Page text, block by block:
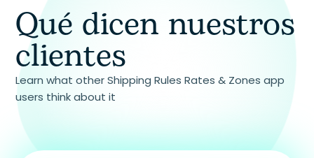
Tu pregunta
Qué dicen nuestros
clientes
Learn what other Shipping Rules Rates & Zones app
users think about it